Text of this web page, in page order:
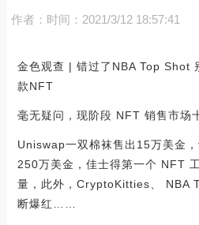
作者： 时间：2021/3/12 18:57:41
金色观查 | 错过了NBA Top Shot
款NFT
毫无疑问，现阶段 NFT 销售市场
Uniswap一双棉袜售出15万美金
250万美金，佳士得第一个 NFT
量，此外，CryptoKitties、 NBA
断爆红……